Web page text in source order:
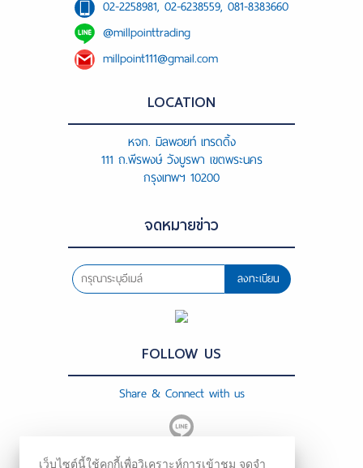
02-2258981, 02-6238559, 081-8383660
@millpointtrading
millpoint111@gmail.com
LOCATION
หจก. มิลพอยท์ เทรดดิ้ง
111 ถ.พีรพงษ์ วังบูรพา เขตพระนคร
กรุงเทพฯ 10200
จดหมายข่าว
ลงทะเบียน
FOLLOW US
Share & Connect with us
เว็บไซต์นี้ใช้คุกกี้เพื่อวิเคราะห์การเข้าชม จดจำ